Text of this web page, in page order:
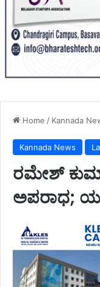
Home / Kannada
Kannada News
ರಮೇಶ್
ಅಪರಾಧ;